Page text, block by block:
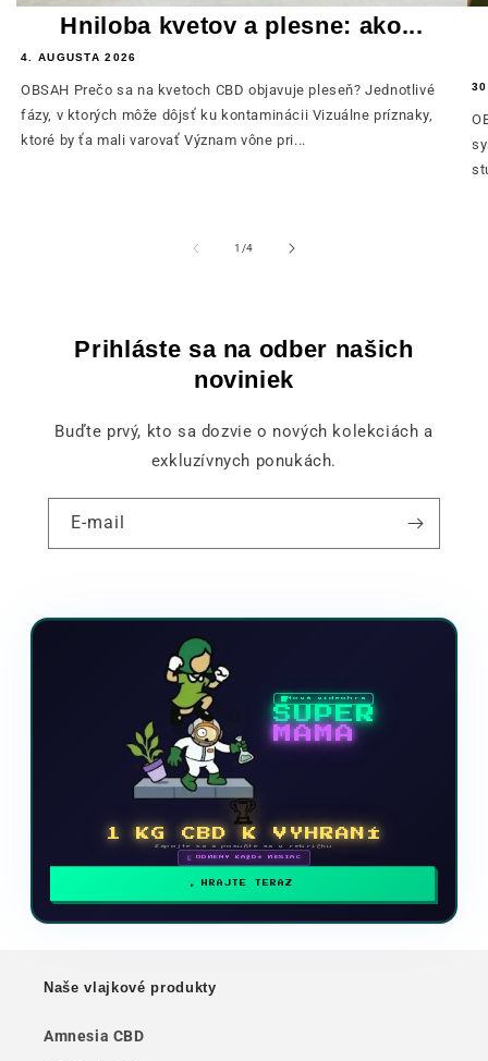
Hniloba kvetov a plesne: ako...
4. AUGUSTA 2026
OBSAH Prečo sa na kvetoch CBD objavuje pleseň? Jednotlivé
fázy, v ktorých môže dôjsť ku kontaminácii Vizuálne príznaky,
ktoré by ťa mali varovať Význam vône pri...
1 /z4
Prihláste sa na odber našich
noviniek
Buďte prvý, kto sa dozvie o nových kolekciách a
exkluzívnych ponukách.
E-mail
Nová videohra
SUPER
MAMA
🏆
1 KG CBD K VYHRANÍ
Zapojte sa a posuňte sa v rebríčku
🗓 ODMENY KAŽDÝ MESIAC
HRAJTE TERAZ
Naše vlajkové produkty
Amnesia CBD